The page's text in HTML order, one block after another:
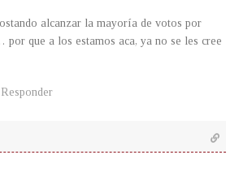
alcanzar la mayoría de votos por
que a los estamos aca, ya no se les cree
Responder